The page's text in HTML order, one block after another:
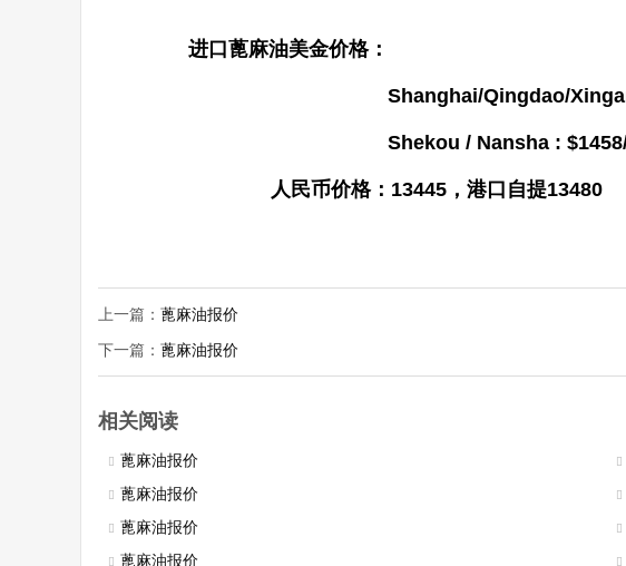
进口蓖麻油美金价格：
Shanghai/Qingdao/Xingang :
Shekou / Nansha : $1458/
人民币价格：13445，港口自提13480
上一篇： 蓖麻油报价
下一篇： 蓖麻油报价
相关阅读
蓖麻油报价
蓖麻油报价
蓖麻油报价
蓖麻油报价